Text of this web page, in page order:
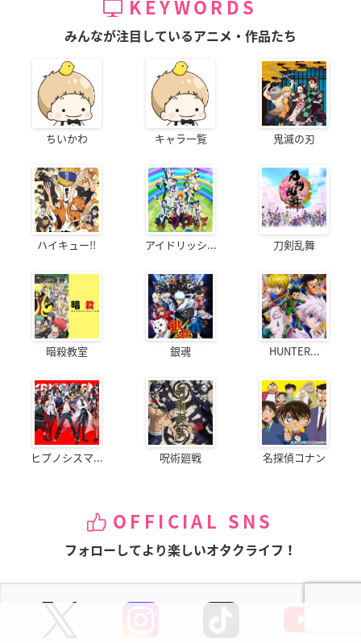
KEYWORDS
みんなが注目しているアニメ・作品たち
ちいかわ キャラ一覧 鬼滅の刃
ハイキュー!! アイドリッシ... 刀剣乱舞
暗殺教室 銀魂 HUNTER...
ヒプノシスマ... 呪術廻戦 名探偵コナン
OFFICIAL SNS
フォローしてより楽しいオタクライフ！